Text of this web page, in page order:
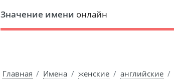
Значение имени онлайн
Главная Имена женские английские